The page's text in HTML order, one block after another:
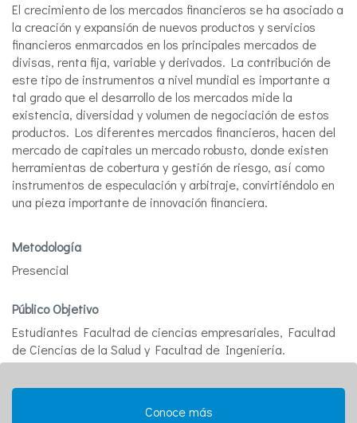
El crecimiento de los mercados financieros se ha asociado a
la creación y expansión de nuevos productos y servicios
financieros enmarcados en los principales mercados de
divisas, renta fija, variable y derivados. La contribución de
este tipo de instrumentos a nivel mundial es importante a
tal grado que el desarrollo de los mercados mide la
existencia, diversidad y volumen de negociación de estos
productos. Los diferentes mercados financieros, hacen del
mercado de capitales un mercado robusto, donde existen
herramientas de cobertura y gestión de riesgo, así como
instrumentos de especulación y arbitraje, convirtiéndolo en
una pieza importante de innovación financiera.
Metodología
Presencial
Público Objetivo
Estudiantes Facultad de ciencias empresariales, Facultad
de Ciencias de la Salud y Facultad de Ingeniería.
Conoce más